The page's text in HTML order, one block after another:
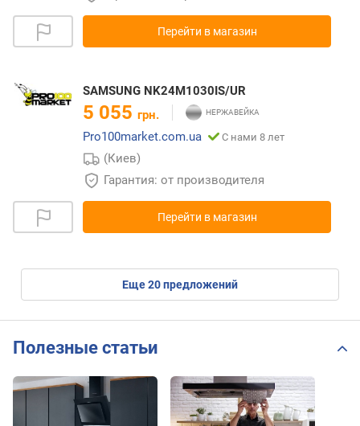
Перейти в магазин
SAMSUNG NK24M1030IS/UR
5 055 грн.
Pro100market.com.ua
С нами 8 лет
(Киев)
Гарантия: от производителя
Перейти в магазин
eще20предложений
Полезные статьи